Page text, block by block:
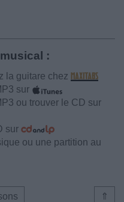
:
la guitare chez
sur
ou trouver le CD sur
sur
ou une partition au
⇑